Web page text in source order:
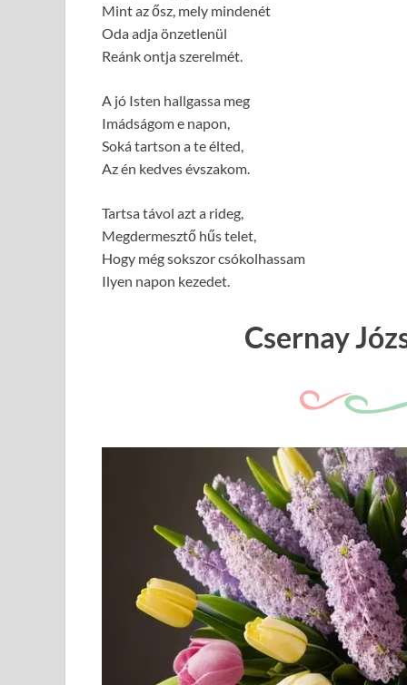
Mint az ősz, mely mindenét
Oda adja önzetlenül
Reánk ontja szerelmét.
A jó Isten hallgassa meg
Imádságom e napon,
Soká tartson a te élted,
Az én kedves évszakom.
Tartsa távol azt a rideg,
Megdermesztő hűs telet,
Hogy még sokszor csókolhassam
Ilyen napon kezedet.
Csernay